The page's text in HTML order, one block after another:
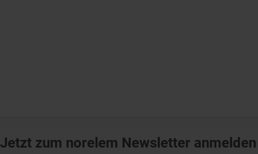
Jetzt zum norelem Newsletter anmelden